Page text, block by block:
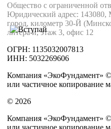
Общество с ограниченной
Юридический адрес: 143080,
город, километр 30-Й
литера и, этаж 3, офис 12
ОГРН: 1135032007813
ИНН: 5032269606
Компания «ЭкоФундамент»
или частичное копирование
© 2026
Компания «ЭкоФундамент»
или частичное копирование